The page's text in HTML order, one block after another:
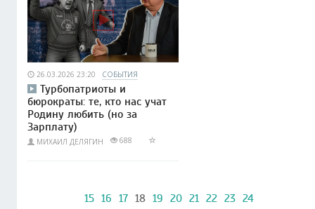
26.03.2026 23:20 СОБЫТИЯ
Турбопатриоты и
бюрократы: те, кто нас учат
Родину любить (но за
Зарплату)
МИХАИЛ ДЕЛЯГИН 688
15 16 17 18 19 20 21 22 23 24